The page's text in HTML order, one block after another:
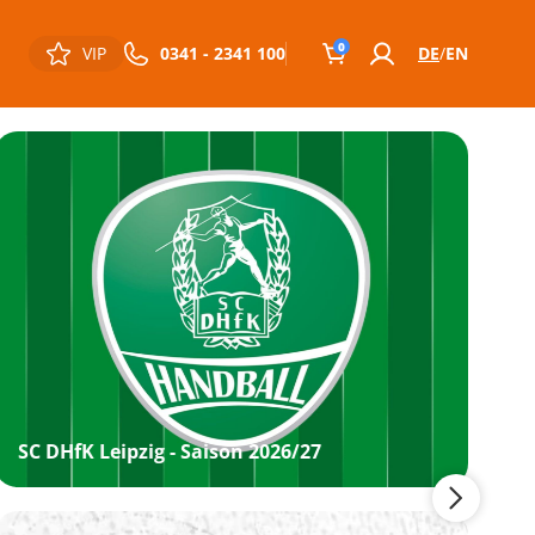
VIP 0341 - 2341 100 0 DE EN
SC DHfK Leipzig - Saison 2026/27